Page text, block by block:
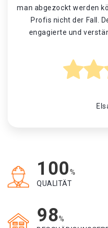
man abgezockt werden
Profis nicht der Fall.
engagierte und
100%
QUALITÄT
98%